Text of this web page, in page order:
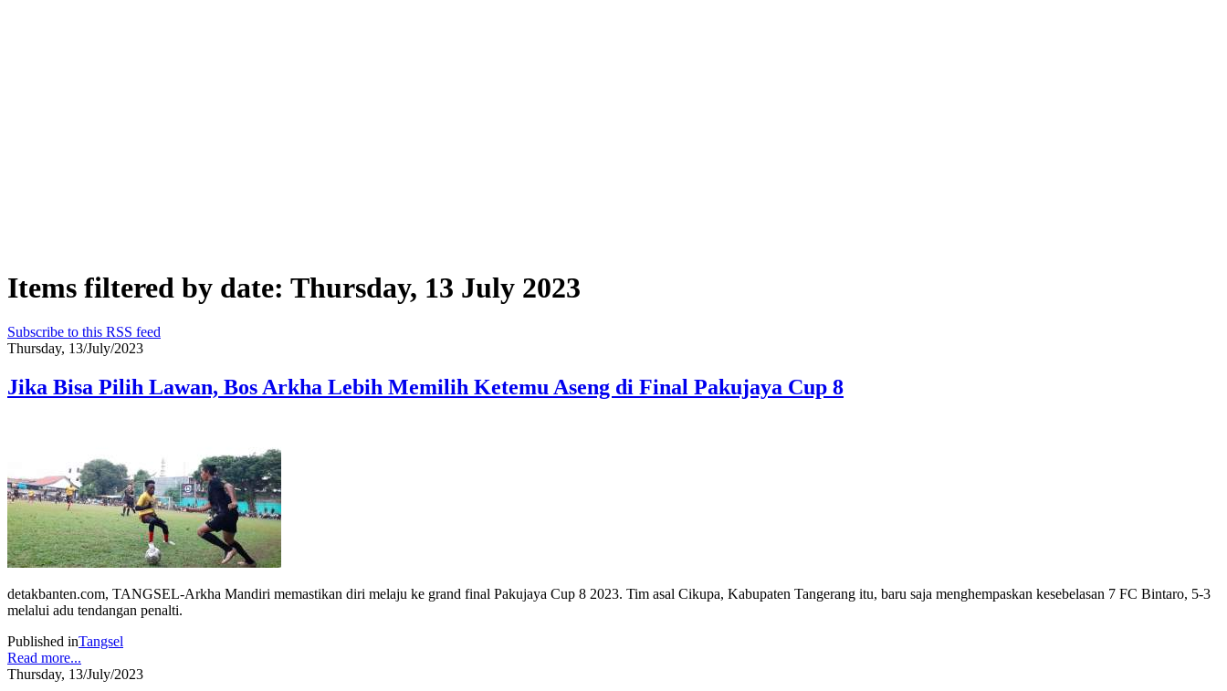
Items filtered by date: Thursday, 13 July 2023
Subscribe to this RSS feed
Thursday, 13/July/2023
Jika Bisa Pilih Lawan, Bos Arkha Lebih Memilih Ketemu Aseng di Final Pakujaya Cup 8
detakbanten.com, TANGSEL-Arkha Mandiri memastikan diri melaju ke grand final Pakujaya Cup 8 2023. Tim asal Cikupa, Kabupaten Tangerang itu, baru saja menghempaskan kesebelasan 7 FC Bintaro, 5-3
melalui adu tendangan penalti.
Published inTangsel
Read more...
Thursday, 13/July/2023